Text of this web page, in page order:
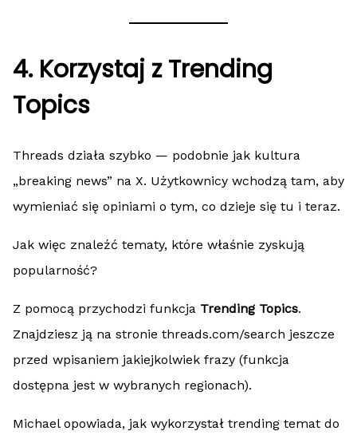
4. Korzystaj z Trending
Topics
Threads działa szybko — podobnie jak kultura
„breaking news” na X. Użytkownicy wchodzą tam, aby
wymieniać się opiniami o tym, co dzieje się tu i teraz.
Jak więc znaleźć tematy, które właśnie zyskują
popularność?
Z pomocą przychodzi funkcja Trending Topics.
Znajdziesz ją na stronie threads.com/search jeszcze
przed wpisaniem jakiejkolwiek frazy (funkcja
dostępna jest w wybranych regionach).
Michael opowiada, jak wykorzystał trending temat do